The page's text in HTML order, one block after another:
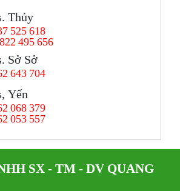
Thủy
525 618
495 656
Sở Sở
643 704
Yến
068 379
053 557
SX - TM - DV QUANG